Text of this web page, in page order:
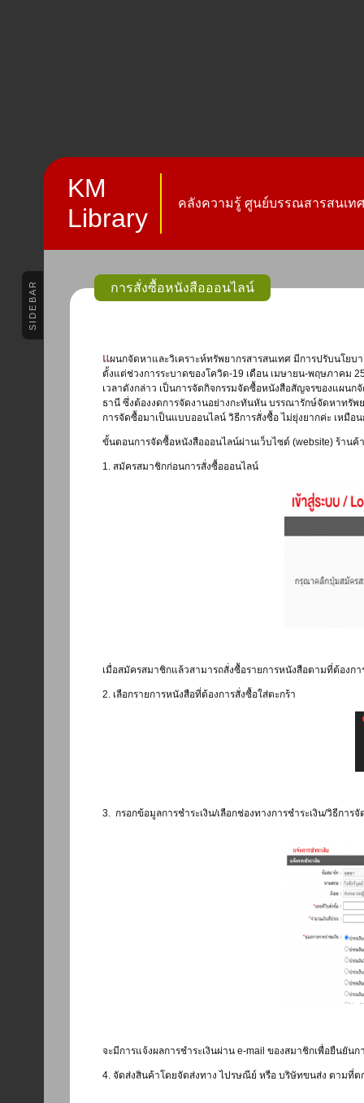
KM
Library
คลังความรู้ ศูนย์บรรณสารสนเท
SIDEBAR การสั่งซื้อหนังสือออนไลน์
แผนกจัดหาและวิเคราะห์ทรัพยากรสารสนเทศ มีการปรับนโยบายในการจัดซื้อหนังสือผ่านทางออนไลน์มากขึ้น
ตั้งแต่ช่วงการระบาดของโควิด-19 เดือน เมษายน-พฤษภาคม
เวลาดังกล่าว เป็นการจัดกิจกรรมจัดซื้อหนังสือสัญจรของแผน
ธานี ซึ่งต้องงดการจัดงานอย่างกะทันหัน บรรณารักษ์จัดหาทรัพ
การจัดซื้อมาเป็นแบบออนไลน์ วิธีการสั่งซื้อ ไม่ยุ่งยากค่ะ เหมือ
ขั้นตอนการจัดซื้อหนังสือออนไลน์ผ่านเว็บไซต์ (website) ร้านค้
1. สมัครสมาชิกก่อนการสั่งซื้อออนไลน์
เมื่อสมัครสมาชิกแล้วสามารถสั่งซื้อรายการหนังสือตามที่ต้องก
2. เลือกรายการหนังสือที่ต้องการสั่งซื้อใส่ตะกร้า
3. กรอกข้อมูลการชำระเงิน/เลือกช่องทางการชำระเงิน/วิธีการ
จะมีการแจ้งผลการชำระเงินผ่าน e-mail ของสมาชิกเพื่อยืนยัน
4. จัดส่งสินค้าโดยจัดส่งทาง ไปรษณีย์ หรือ บริษัทขนส่ง ตามที่ต